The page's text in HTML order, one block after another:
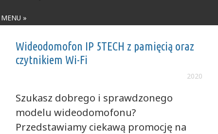
MENU »
Wideodomofon IP 5TECH z pamięcią oraz
czytnikiem Wi-Fi
2020
Szukasz dobrego i sprawdzonego
modelu wideodomofonu?
Przedstawiamy ciekawą promocję na